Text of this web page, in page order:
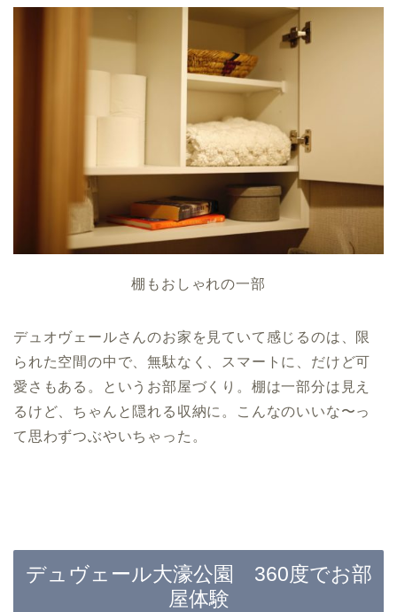
棚もおしゃれの一部
デュオヴェールさんのお家を見ていて感じるのは、限
られた空間の中で、無駄なく、スマートに、だけど可
愛さもある。というお部屋づくり。棚は一部分は見え
るけど、ちゃんと隠れる収納に。こんなのいいな〜っ
て思わずつぶやいちゃった。
デュヴェール大濠公園 360度でお部
屋体験